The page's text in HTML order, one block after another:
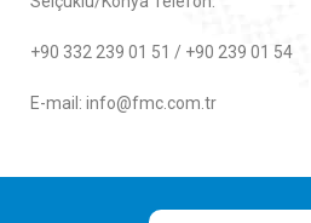
+90 332 239 01 51 / +90 239 01 54
E-mail: info@fmc.com.tr